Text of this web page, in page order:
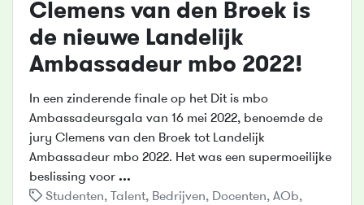
Clemens van den Broek is
de nieuwe Landelijk
Ambassadeur mbo 2022!
In een zinderende finale op het Dit is mbo
Ambassadeursgala van 16 mei 2022, benoemde de
jury Clemens van den Broek tot Landelijk
Ambassadeur mbo 2022. Het was een supermoeilijke
beslissing voor ...
Studenten, Talent, Bedrijven, Docenten, AOb,